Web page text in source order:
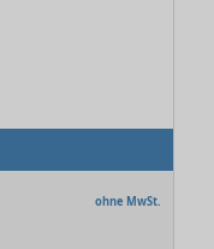
ohne MwSt.